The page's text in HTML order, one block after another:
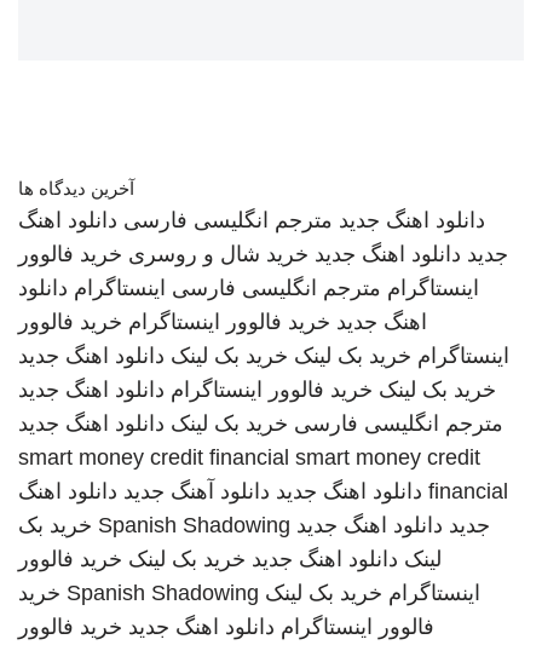
آخرین دیدگاه ها
دانلود اهنگ جدید مترجم انگلیسی فارسی دانلود اهنگ
جدید دانلود اهنگ جدید خرید شال و روسری خرید فالوور
اینستاگرام مترجم انگلیسی فارسی اینستاگرام دانلود
اهنگ جدید خرید فالوور اینستاگرام خرید فالوور
اینستاگرام خرید بک لینک خرید بک لینک دانلود اهنگ جدید
خرید بک لینک خرید فالوور اینستاگرام دانلود اهنگ جدید
مترجم انگلیسی فارسی خرید بک لینک دانلود اهنگ جدید
smart money credit financial smart money credit
financial دانلود اهنگ جدید دانلود آهنگ جدید دانلود اهنگ
جدید دانلود اهنگ جدید Spanish Shadowing خرید بک
لینک دانلود اهنگ جدید خرید بک لینک خرید فالوور
اینستاگرام خرید بک لینک Spanish Shadowing خرید
فالوور اینستاگرام دانلود اهنگ جدید خرید فالوور